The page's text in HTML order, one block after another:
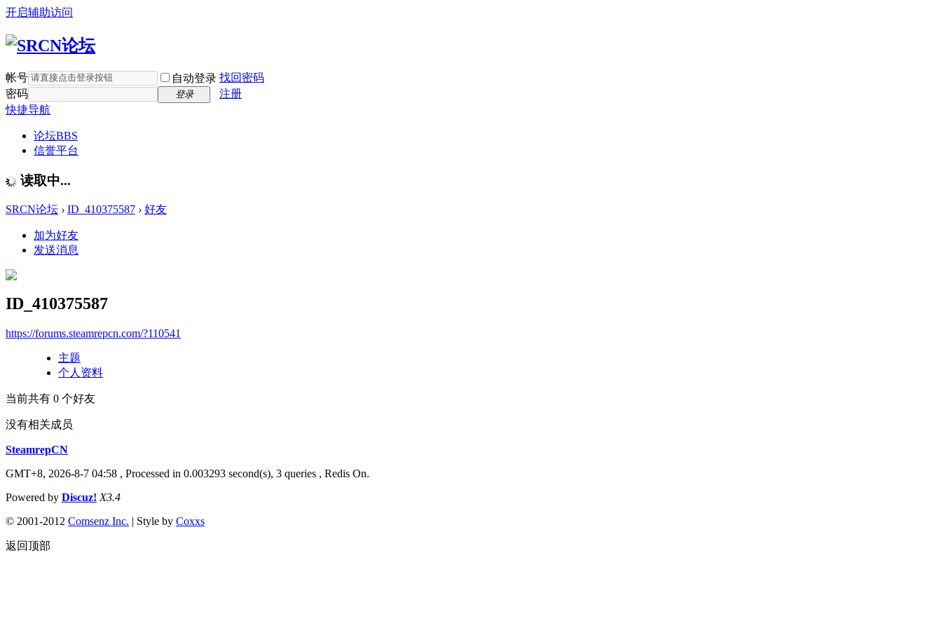
开启辅助访问
帐号 自动登录 找回密码
密码
登录
注册
快捷导航
论坛BBS
信誉平台
读取中...
SRCN论坛 › ID_410375587 › 好友
加为好友
发送消息
ID_410375587
https://forums.steamrepcn.com/?110541
主题
个人资料
当前共有 0 个好友
没有相关成员
SteamrepCN
GMT+8, 2026-8-7 04:58 , Processed in 0.003293 second(s), 3 queries , Redis On.
Powered by Discuz! X3.4
© 2001-2012 Comsenz Inc. | Style by Coxxs
返回顶部